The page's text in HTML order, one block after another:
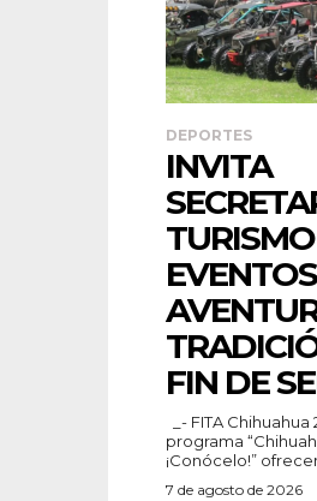
DEPORTES
INVITA
FIN DE
programa
¡Conócelo!”
7 de agosto de 2026